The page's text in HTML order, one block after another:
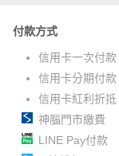
付款方式
信用卡一次付款
信用卡分期付款
信用卡紅利折抵
神腦門市繳費
LINE Pay付款